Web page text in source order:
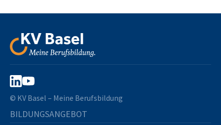
© KV Basel – Meine Berufsbildung
BILDUNGSANGEBOT